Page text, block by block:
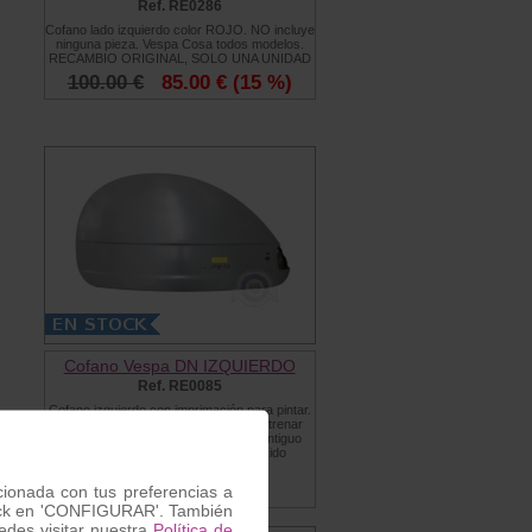
Ref. RE0286
Cofano lado izquierdo color ROJO. NO incluye
ninguna pieza. Vespa Cosa todos modelos.
RECAMBIO ORIGINAL, SOLO UNA UNIDAD
100.00 € 85.00 € (15 %)
Cofano Vespa DN IZQUIERDO
Ref. RE0085
Cofano izquierdo con imprimación para pintar.
Vespa 200DN. Recambio nuevo a estrenar
original Motovespa, procedente un antiguo
stock, puede presentar algo de oxido
120.00 €
con tus preferencias a
en 'CONFIGURAR'. También